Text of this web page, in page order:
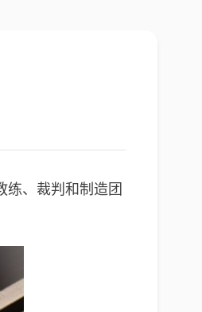
练、裁判和制造团